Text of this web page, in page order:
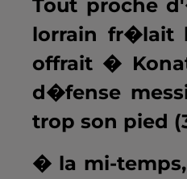
Tout proche
lorrain fr�lait
offrait �
d�fense
trop son pied
� la mi-